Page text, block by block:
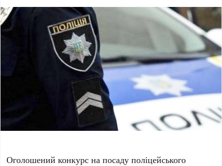
Оголошений конкурс на посаду поліцейського